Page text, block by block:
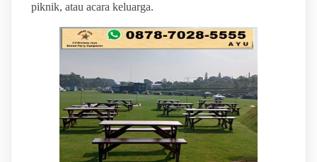
piknik, atau acara keluarga.